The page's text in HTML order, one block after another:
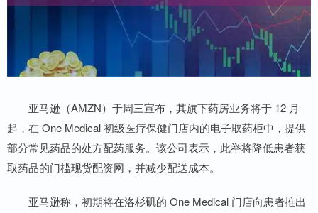
亚马逊（AMZN）于周三宣布，其旗下药房业务将于 12 月
起，在 One Medical 初级医疗保健门店内的电子取药柜中，提供
部分常见药品的处方配药服务。该公司表示，此举将降低患者获
取药品的门槛现货配资网，并减少配送成本。
亚马逊称，初期将在洛杉矶的 One Medical 门店向患者推出